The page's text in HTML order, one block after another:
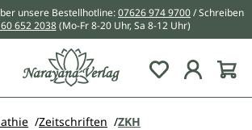
unsere Bestellhotline:07626 974 9700/ Schreiben
652 2038 (Mo-Fr 8-20 Uhr, Sa 8-12 Uhr)
Du hast 0
Zeitschriften ZKH